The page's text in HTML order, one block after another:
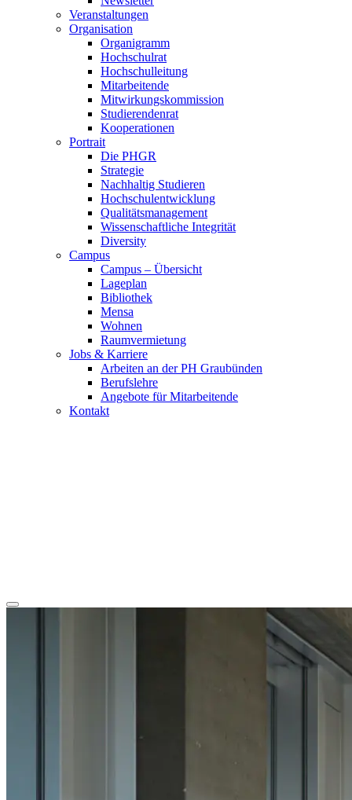
Veranstaltungen
Organisation
Organigramm
Hochschulrat
Hochschulleitung
Mitarbeitende
Mitwirkungskommission
Studierendenrat
Kooperationen
Portrait
Die PHGR
Strategie
Nachhaltig Studieren
Hochschulentwicklung
Qualitätsmanagement
Wissenschaftliche Integrität
Diversity
Campus
Campus – Übersicht
Lageplan
Bibliothek
Mensa
Wohnen
Raumvermietung
Jobs & Karriere
Arbeiten an der PH Graubünden
Berufslehre
Angebote für Mitarbeitende
Kontakt